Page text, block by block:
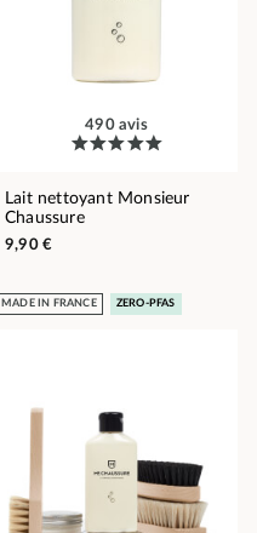
490 avis
Lait nettoyant Monsieur
Chaussure
9,90 €
MADE IN FRANCE ZERO-PFAS